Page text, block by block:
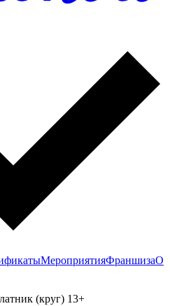
МероприятияФраншизаО
(круг) 13+